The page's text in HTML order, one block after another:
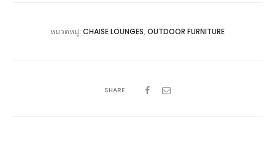
หมวดหมู่: CHAISE LOUNGES, OUTDOOR FURNITURE
SHARE